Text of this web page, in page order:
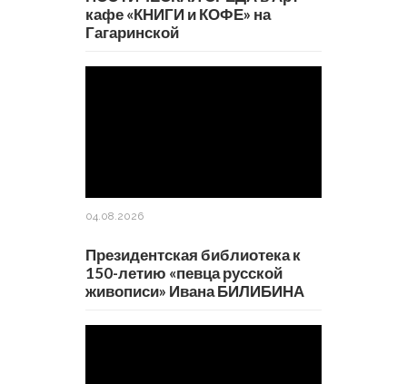
кафе «КНИГИ и КОФЕ» на
Гагаринской
04.08.2026
Президентская библиотека к
150-летию «певца русской
живописи» Ивана БИЛИБИНА